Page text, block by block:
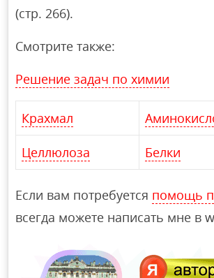
(стр. 266).
Смотрите также:
Решение задач по химии
Крахмал
Целлюлоза Белки
Если вам потребуется помощь
всегда можете написать мне в